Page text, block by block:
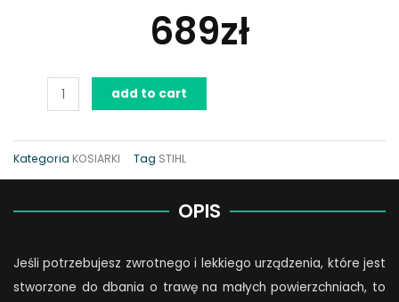
689zł
Kosiarka
add to cart
Kategoria KOSIARKI Tag STIHL
OPIS
Jeśli potrzebujesz zwrotnego i lekkiego urządzenia, które jest
stworzone do dbania o trawę na małych powierzchniach, to